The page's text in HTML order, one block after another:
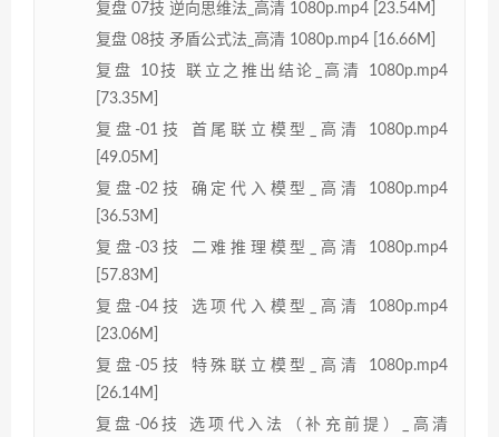
复盘 07技 逆向思维法_高清 1080p.mp4 [23.54M]
复盘 08技 矛盾公式法_高清 1080p.mp4 [16.66M]
复盘 10技 联立之推出结论_高清 1080p.mp4
[73.35M]
复盘-01技 首尾联立模型_高清 1080p.mp4
[49.05M]
复盘-02技 确定代入模型_高清 1080p.mp4
[36.53M]
复盘-03技 二难推理模型_高清 1080p.mp4
[57.83M]
复盘-04技 选项代入模型_高清 1080p.mp4
[23.06M]
复盘-05技 特殊联立模型_高清 1080p.mp4
[26.14M]
复盘-06技 选项代入法（补充前提）_高清